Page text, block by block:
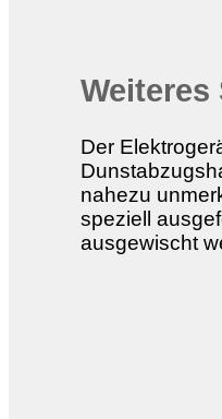
Der
nahezu
speziell
ausgewischt